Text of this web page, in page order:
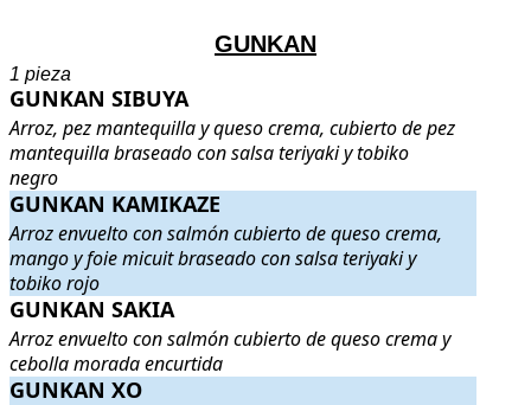
GUNKAN
1 pieza
GUNKAN SIBUYA . Arroz, pez mantequilla y queso crema,
GUNKAN SIBUYA
Arroz, pez mantequilla y queso crema, cubierto de pez
mantequilla braseado con salsa teriyaki y tobiko
negro
GUNKAN KAMIKAZE . Arroz envuelto con salmón cubierto de
GUNKAN KAMIKAZE
Arroz envuelto con salmón cubierto de queso crema,
mango y foie micuit braseado con salsa teriyaki y
tobiko rojo
GUNKAN SAKIA . Arroz envuelto con salmón cubierto de queso
GUNKAN SAKIA
Arroz envuelto con salmón cubierto de queso crema y
cebolla morada encurtida
GUNKAN XO . Arroz envuelto con atún cubierto de mix de setas,
GUNKAN XO